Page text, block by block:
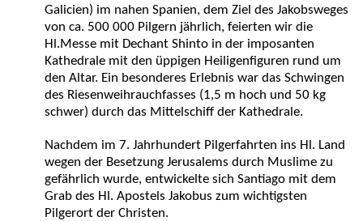
Galicien) im nahen Spanien, dem Ziel des Jakobsweges
von ca. 500 000 Pilgern jährlich, feierten wir die
Hl.Messe mit Dechant Shinto in der imposanten
Kathedrale mit den üppigen Heiligenfiguren rund um
den Altar. Ein besonderes Erlebnis war das Schwingen
des Riesenweihrauchfasses (1,5 m hoch und 50 kg
schwer) durch das Mittelschiff der Kathedrale.
Nachdem im 7. Jahrhundert Pilgerfahrten ins Hl. Land
wegen der Besetzung Jerusalems durch Muslime zu
gefährlich wurde, entwickelte sich Santiago mit dem
Grab des Hl. Apostels Jakobus zum wichtigsten
Pilgerort der Christen.